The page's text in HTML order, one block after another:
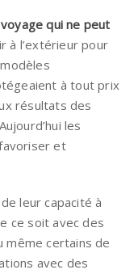
qui ne peut
à l’extérieur pour
à tout prix
résultats des
les
et
leur capacité à
ce soit avec des
certains de
avec des